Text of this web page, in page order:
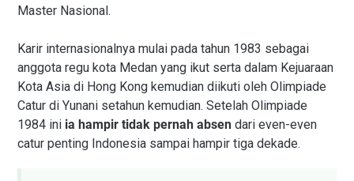
Master Nasional.
Karir internasionalnya mulai pada tahun 1983 sebagai
anggota regu kota Medan yang ikut serta dalam Kejuaraan
Kota Asia di Hong Kong kemudian diikuti oleh Olimpiade
Catur di Yunani setahun kemudian. Setelah Olimpiade
1984 ini ia hampir tidak pernah absen dari even-even
catur penting Indonesia sampai hampir tiga dekade.